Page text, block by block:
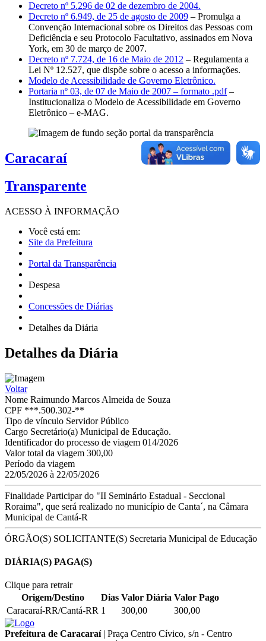
Decreto nº 5.296 de 02 de dezembro de 2004.
Decreto nº 6.949, de 25 de agosto de 2009 – Promulga a
Convenção Internacional sobre os Direitos das Pessoas com
Deficiência e seu Protocolo Facultativo, assinados em Nova
York, em 30 de março de 2007.
Decreto nº 7.724, de 16 de Maio de 2012 – Regulamenta a
Lei Nº 12.527, que dispõe sobre o acesso a informações.
Modelo de Acessibilidade de Governo Eletrônico.
Portaria nº 03, de 07 de Maio de 2007 – formato .pdf–
Institucionaliza o Modelo de Acessibilidade em Governo
Eletrônico – e-MAG.
Caracaraí
Transparente
ACESSO À INFORMAÇÃO
Você está em:
Site da Prefeitura
Portal da Transparência
Despesa
Concessões de Diárias
Detalhes da Diária
Detalhes da Diária
Voltar
Nome Raimundo Marcos Almeida de Souza
CPF ***.500.302-**
Tipo de vínculo Servidor Público
Cargo Secretário(a) Municipal de Educação.
Identificador do processo de viagem 014/2026
Valor total da viagem 300,00
Período da viagem
22/05/2026 à 22/05/2026
Finalidade Participar do "II Seminário Estadual - Seccional
Roraima", que será realizado no município de Canta´, na Câmara
Municipal de Cantá-R
ÓRGÃO(S) SOLICITANTE(S) Secretaria Municipal de Educação
DIÁRIA(S) PAGA(S)
Clique para retrair
Origem/Destino
Dias Valor Diária Valor Pago
Caracaraí-RR/Cantá-RR 1 300,00 300,00
Prefeitura de Caracaraí | Praça Centro Cívico, s/n - Centro